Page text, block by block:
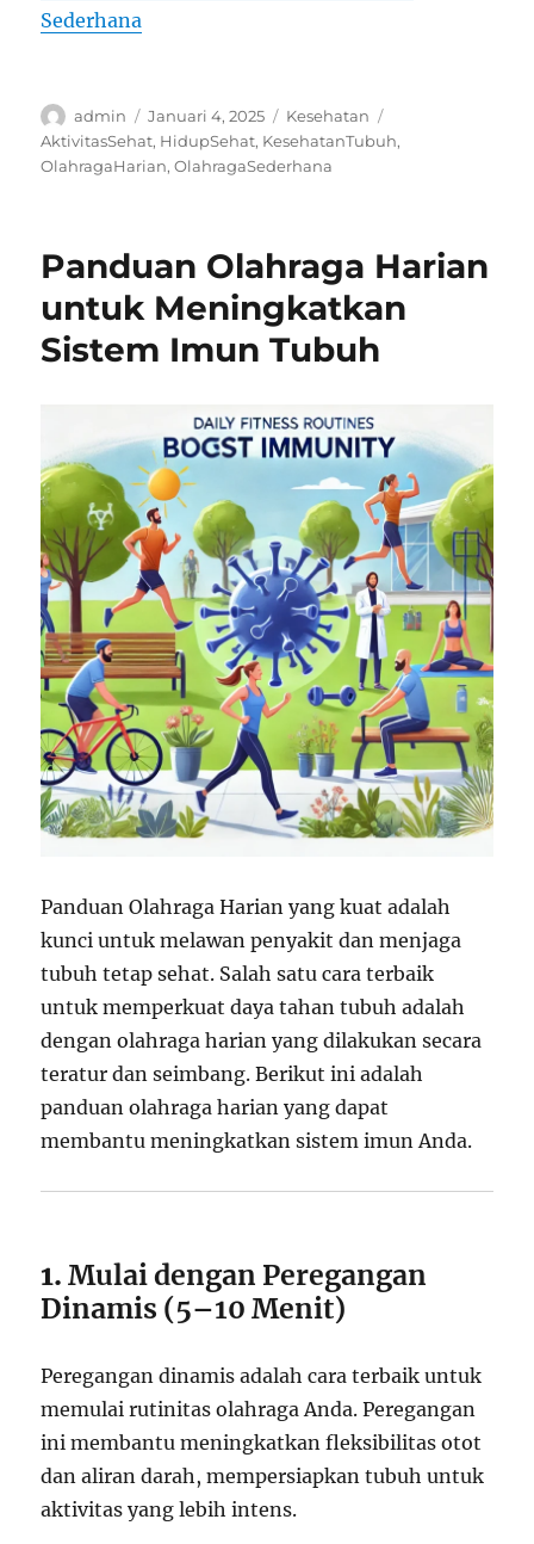
Sederhana
Author
admin
Posted
on
Januari 4, 2025 Categories
Kesehatan
AktivitasSehat, HidupSehat, KesehatanTubuh,
OlahragaHarian,OlahragaSederhana
Panduan Olahraga Harian
untuk Meningkatkan
Sistem Imun Tubuh
Panduan Olahraga Harian yang kuat adalah
kunci untuk melawan penyakit dan menjaga
tubuh tetap sehat. Salah satu cara terbaik
untuk memperkuat daya tahan tubuh adalah
dengan olahraga harian yang dilakukan secara
teratur dan seimbang. Berikut ini adalah
panduan olahraga harian yang dapat
membantu meningkatkan sistem imun Anda.
1.Mulai dengan Peregangan
Dinamis (5–10 Menit)
Peregangan dinamis adalah cara terbaik untuk
memulai rutinitas olahraga Anda. Peregangan
ini membantu meningkatkan fleksibilitas otot
dan aliran darah, mempersiapkan tubuh untuk
aktivitas yang lebih intens.